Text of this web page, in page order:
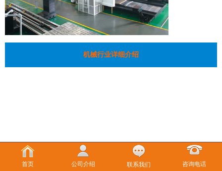
机械行业详细介绍
首页 公司介绍 联系我们 咨询电话